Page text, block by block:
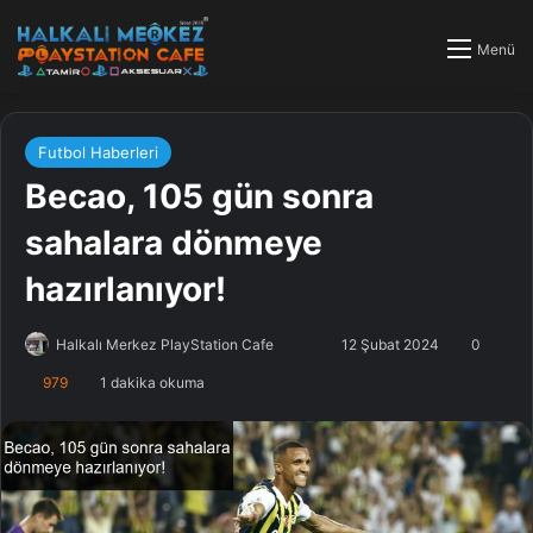
Menü
Futbol Haberleri
Becao, 105 gün sonra
sahalara dönmeye
hazırlanıyor!
Halkalı Merkez PlayStation Cafe
l
o
w
o
e
-
p
o
12 Şubat 2024 0
979 1 dakika okuma